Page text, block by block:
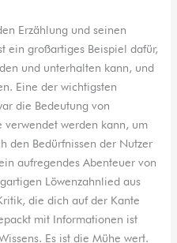
Erzählung und seinen
ein großartiges Beispiel dafür,
und unterhalten kann, und
Eine der wichtigsten
die Bedeutung von
verwendet werden kann, um
den Bedürfnissen der Nutzer
aufregendes Abenteuer von
Löwenzahnlied aus
die dich auf der Kante
mit Informationen ist
Es ist die Mühe wert.